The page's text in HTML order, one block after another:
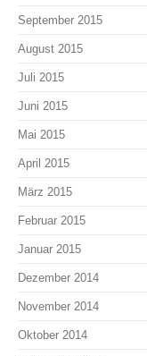
September 2015
August 2015
Juli 2015
Juni 2015
Mai 2015
April 2015
März 2015
Februar 2015
Januar 2015
Dezember 2014
November 2014
Oktober 2014